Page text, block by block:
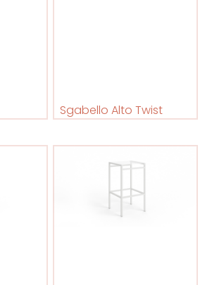
Sgabello Alto Twist